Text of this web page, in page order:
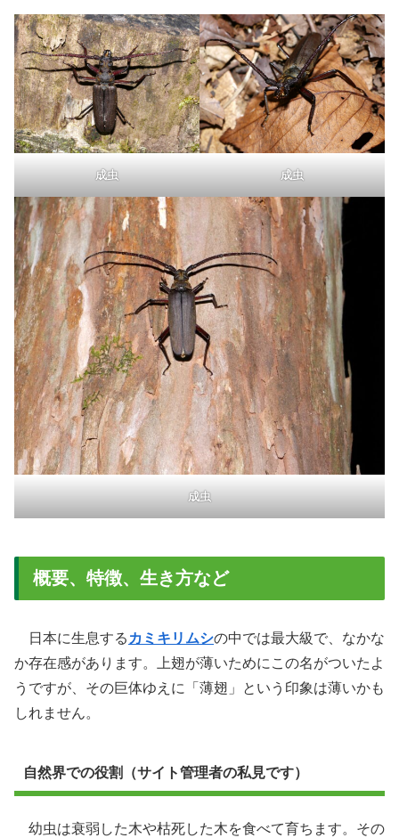
成虫 成虫
成虫
概要、特徴、生き方など
日本に生息する カミキリムシの中では最大級で、なかな
か存在感があります。上翅が薄いためにこの名がついたよ
うですが、その巨体ゆえに「薄翅」という印象は薄いかも
しれません。
自然界での役割（サイト管理者の私見です）
幼虫は衰弱した木や枯死した木を食べて育ちます。その